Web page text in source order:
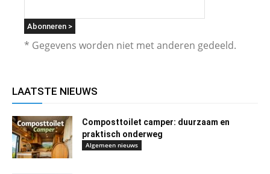
* Gegevens worden niet met anderen gedeeld.
LAATSTE NIEUWS
Composttoilet camper: duurzaam en
praktisch onderweg
Algemeen nieuws